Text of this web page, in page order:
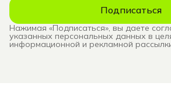
Подписаться
Нажимая «Подписаться», вы даете
указанных персональных данных в
информационной и рекламной